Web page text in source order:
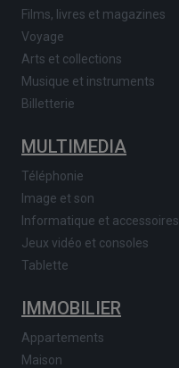
Films, livres et magazines
Voyage
Arts et collections
Musique et instruments
Billetterie
MULTIMEDIA
Téléphonie
Image et son
Informatique et accessoires
Jeux vidéo et consoles
Tablette
IMMOBILIER
Appartements
Maison